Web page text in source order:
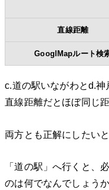
直線距離
GooglMapルート検
c.道の駅いながわとd.神
直線距離だとほぼ同じ
両方とも正解にしたい
「道の駅」へ行くと、
のは何でなんでしょうか